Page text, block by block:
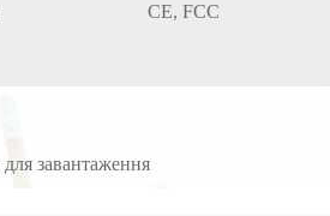
CE, FCC
для завантаження